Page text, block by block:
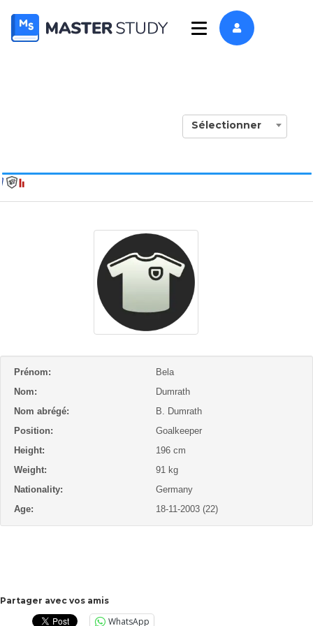
Sélectionner
Prénom:
Bela
Nom:
Dumrath
Nom abrégé:
B. Dumrath
Position:
Goalkeeper
Height:
196 cm
Weight:
91 kg
Nationality:
Germany
Age:
18-11-2003 (22)
Partager avec vos amis
WhatsApp